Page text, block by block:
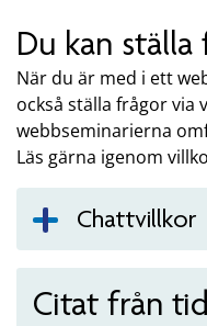
Du kan
När du är med i ett
också ställa frågor via
webbseminarierna
Läs gärna igenom
Chattvillkor
Citat från